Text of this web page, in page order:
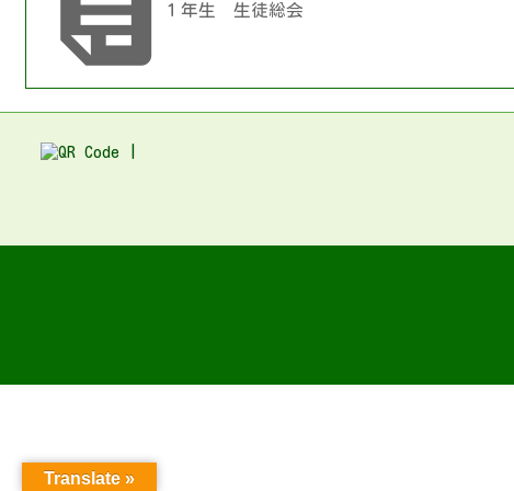
１年生 生徒総会
Translate »